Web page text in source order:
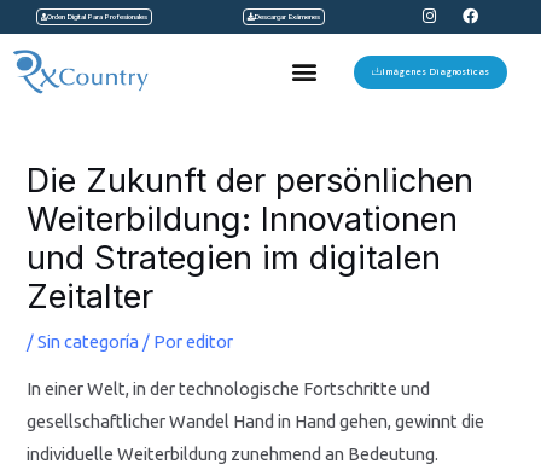
contenido
Orden Digital Para Profesionales Descargar Exámenes
I
n
s
t
a
F
a
c
e
b
Menu Imágenes Diagnosticas
Die Zukunft der persönlichen
Weiterbildung: Innovationen
und Strategien im digitalen
Zeitalter
/Sin categoría / Poreditor
In einer Welt, in der technologische Fortschritte und
gesellschaftlicher Wandel Hand in Hand gehen, gewinnt die
individuelle Weiterbildung zunehmend an Bedeutung.
entradas